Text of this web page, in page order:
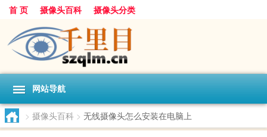
首 页 摄像头百科 摄像头分类
网站导航
> 摄像头百科 > 无线摄像头怎么安装在电脑上